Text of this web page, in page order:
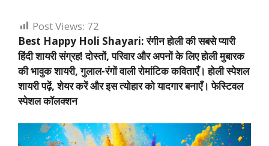
Post Views: 72
Best Happy Holi Shayari: रंगीन होली की सबसे प्यारी
हिंदी शायरी संग्रह! दोस्तों, परिवार और अपनों के लिए होली मुबारक
की भावुक शायरी, गुलाल-रंगों वाली रोमांटिक कविताएँ। होली स्पेशल
शायरी पढ़ें, शेयर करें और इस त्योहार को यादगार बनाएँ। फेस्टिवल
स्पेशल कॉलक्शन